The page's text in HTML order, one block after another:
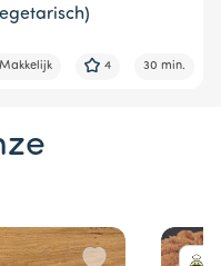
Makkelijk 4 30 min.